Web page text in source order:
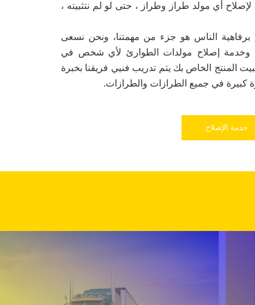
لإصلاح أي مولد طراز وطراز ، حتى لو لم نتثبيته ،
برفاهية الناس هو جزء من مهمتنا، ونحن نسعى
وخدمة إصلاح مولدات الطوارئ لأي شخص في
المنتج الخاص بك يتم تدريب فنيي فريقنا بخبرة
كبيرة في جميع الطرازات والطرازات.
خدمة الإصلاح